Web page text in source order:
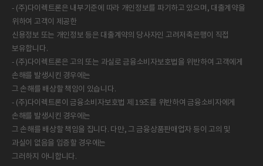
- (주)다이렉트론은 내부기준에 따라 개인정보를 파기하고 있으며, 대출계약을
위하여 고객이 제공한
신용정보 또는 개인정보 등은 대출계약의 당사자인 고려저축은행이 직접
보유합니다.
- (주)다이렉트론은 고의 또는 과실로 금융소비자보호법을 위반하여 고객에게
손해를 발생시킨 경우에는
그 손해를 배상할 책임이 있습니다.
- (주)다이렉트론이 금융소비자보호법 제 19조를 위반하여 금융소비자에게
손해를 발생시킨 경우에는
그 손해를 배상할 책임을 집니다. 다만, 그 금융상품판매업자 등이 고의 및
과실이 없음을 입증할 경우에는
그러하지 아니합니다.